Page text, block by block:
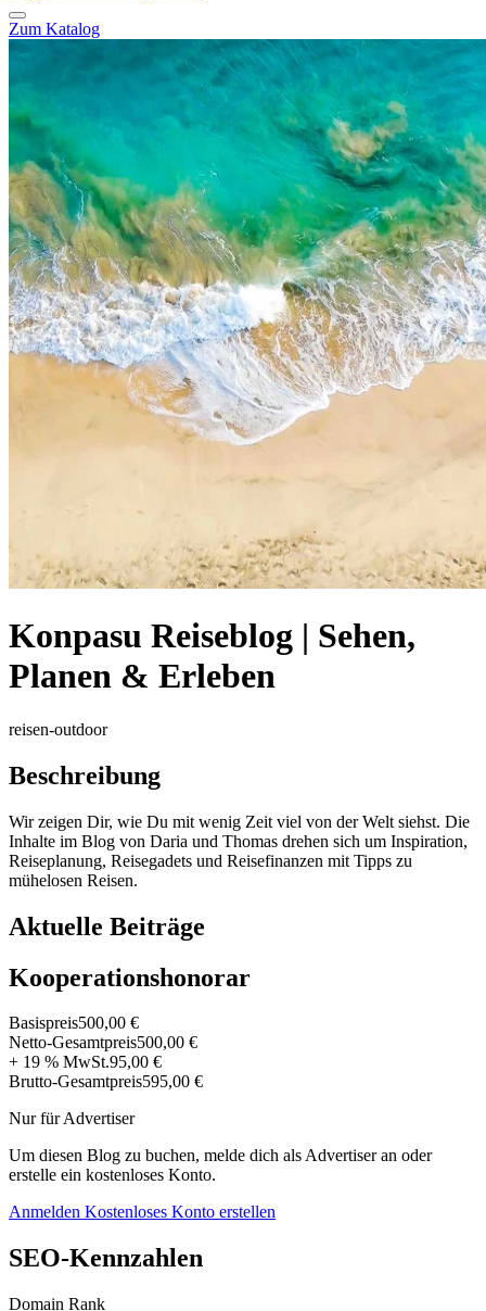
Zum Katalog
Konpasu Reiseblog | Sehen,
Planen & Erleben
reisen-outdoor
Beschreibung
Wir zeigen Dir, wie Du mit wenig Zeit viel von der Welt siehst. Die
Inhalte im Blog von Daria und Thomas drehen sich um Inspiration,
Reiseplanung, Reisegadets und Reisefinanzen mit Tipps zu
mühelosen Reisen.
Aktuelle Beiträge
Kooperationshonorar
Basispreis500,00 €
Netto-Gesamtpreis500,00 €
+ 19 % MwSt.95,00 €
Brutto-Gesamtpreis595,00 €
Nur für Advertiser
Um diesen Blog zu buchen, melde dich als Advertiser an oder
erstelle ein kostenloses Konto.
Anmelden Kostenloses Konto erstellen
SEO-Kennzahlen
Domain Rank